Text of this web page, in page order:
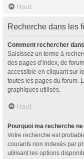
Haut
Recherche dans les
Comment rechercher
Saisissez un terme à
des pages d’index, de
accessible en cliquant sur
toutes les pages du forum.
graphiques utilisés.
Haut
Pourquoi ma recherche
Votre recherche est
courants non indexés par
utilisant les options